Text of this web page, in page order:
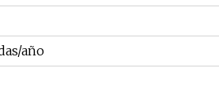
año